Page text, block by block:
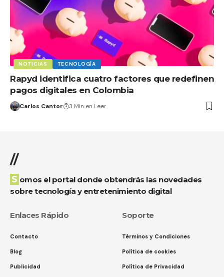
NOTICIAS TECNOLOGÍA
Rapyd identifica cuatro factores que redefinen
pagos digitales en Colombia
Carlos Cantor 3 Min en Leer
//
Somos el portal donde obtendrás las novedades
sobre tecnología y entretenimiento digital
Enlaces Rápido
Contacto
Blog
Publicidad
Soporte
Términos y Condiciones
Política de cookies
Política de Privacidad